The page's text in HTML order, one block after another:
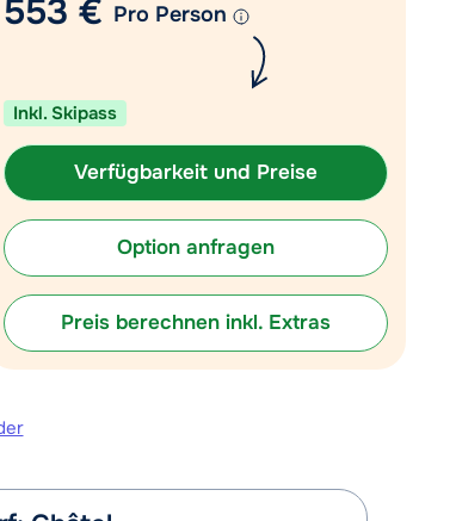
553 € Pro Person
Inkl. Skipass
Verfügbarkeit und Preise
Option anfragen
Preis berechnen inkl. Extras